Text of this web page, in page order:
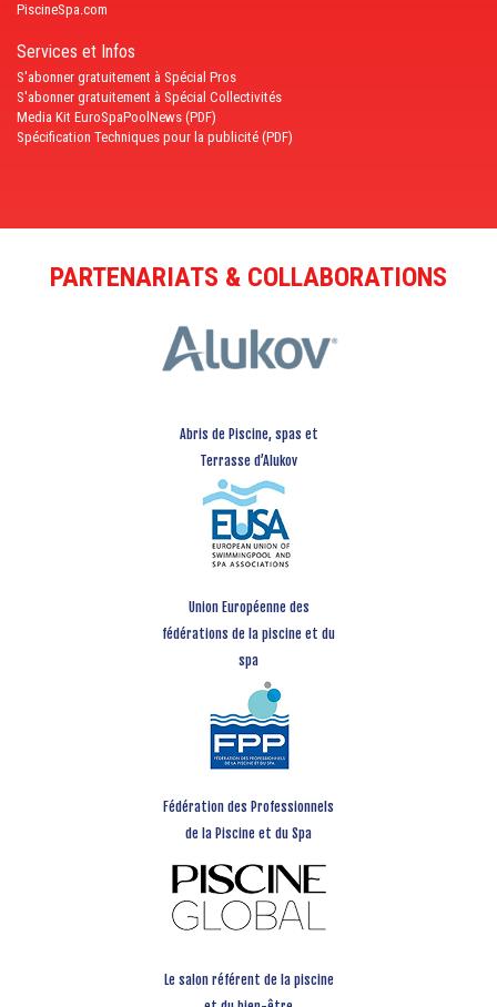
PiscineSpa.com
Services et Infos
S'abonner gratuitement à Spécial Pros
S'abonner gratuitement à Spécial Collectivités
Media Kit EuroSpaPoolNews (PDF)
Spécification Techniques pour la publicité (PDF)
PARTENARIATS & COLLABORATIONS
Abris de Piscine, spas et
Terrasse d’Alukov
Union Européenne des
fédérations de la piscine et du
spa
Fédération des Professionnels
de la Piscine et du Spa
Le salon référent de la piscine